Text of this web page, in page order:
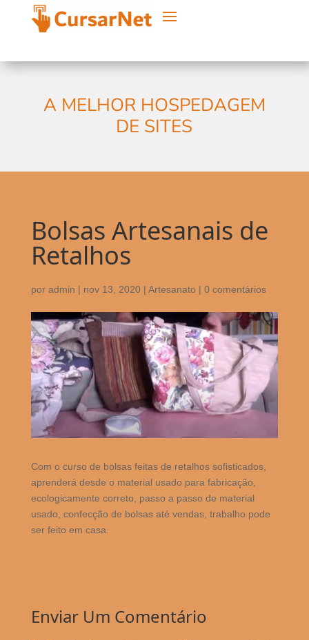
A MELHOR HOSPEDAGEM
DE SITES
Bolsas Artesanais de
Retalhos
por admin | nov 13, 2020| Artesanato | 0 comentários
Com o curso de bolsas feitas de retalhos sofisticados,
aprenderá desde o material usado para fabricação,
ecologicamente correto, passo a passo de material
usado, confecção de bolsas até vendas, trabalho pode
ser feito em casa.
Enviar Um Comentário